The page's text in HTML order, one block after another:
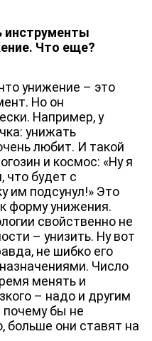
инструменты
Что еще?
унижение – это
Но он
Например, у
унижать
любит. И такой
и космос: «Ну я
что будет с
им подсунул!» Это
форму унижения.
свойственно не
– унизить. Ну вот
не шибко его
Число
менять и
– надо и другим
почему бы не
больше они ставят на